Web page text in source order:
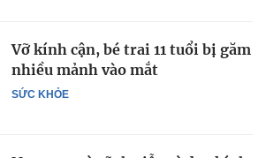
SỨC KHỎE
Vỡ kính cận, bé trai 11 tuổi bị găm
nhiều mảnh vào mắt